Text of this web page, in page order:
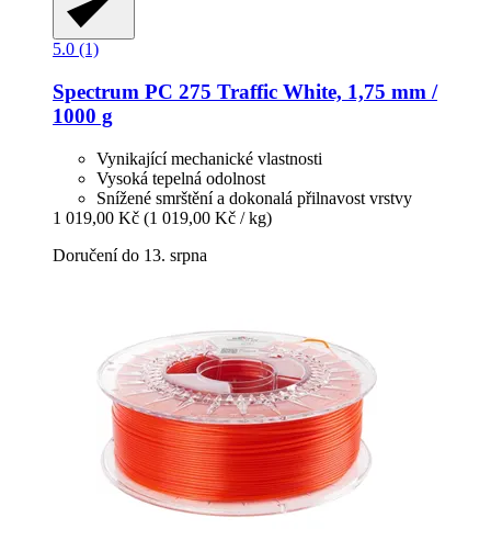
5.0 (1)
Spectrum PC 275 Traffic White, 1,75 mm /
1000 g
Vynikající mechanické vlastnosti
Vysoká tepelná odolnost
Snížené smrštění a dokonalá přilnavost vrstvy
1 019,00 Kč (1 019,00 Kč / kg)
Doručení do 13. srpna